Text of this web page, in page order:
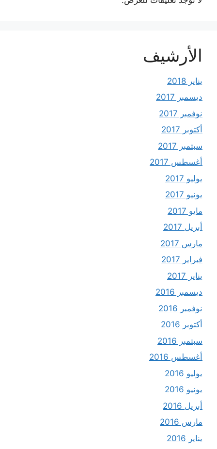
الأرشيف
يناير 2018
ديسمبر 2017
نوفمبر 2017
أكتوبر 2017
سبتمبر 2017
أغسطس 2017
يوليو 2017
يونيو 2017
مايو 2017
أبريل 2017
مارس 2017
فبراير 2017
يناير 2017
ديسمبر 2016
نوفمبر 2016
أكتوبر 2016
سبتمبر 2016
أغسطس 2016
يوليو 2016
يونيو 2016
أبريل 2016
مارس 2016
يناير 2016